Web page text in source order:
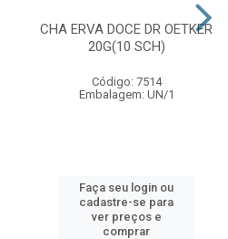
CHA ERVA DOCE DR OETKER
20G(10 SCH)
Código: 7514
Embalagem: UN/1
Faça seu login ou
cadastre-se para
ver preços e
comprar